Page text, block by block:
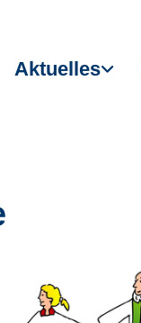
Aktuelles